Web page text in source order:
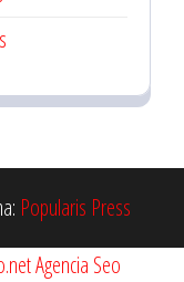
Popularis Press
Agencia Seo